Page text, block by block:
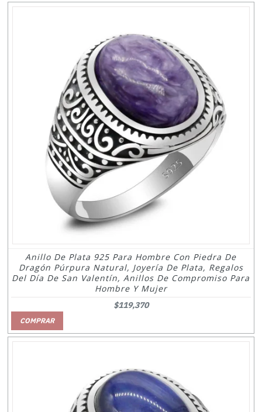
Anillo De Plata 925 Para Hombre Con Piedra De
Dragón Púrpura Natural, Joyería De Plata, Regalos
Del Día De San Valentín, Anillos De Compromiso Para
Hombre Y Mujer
$119,370
COMPRAR